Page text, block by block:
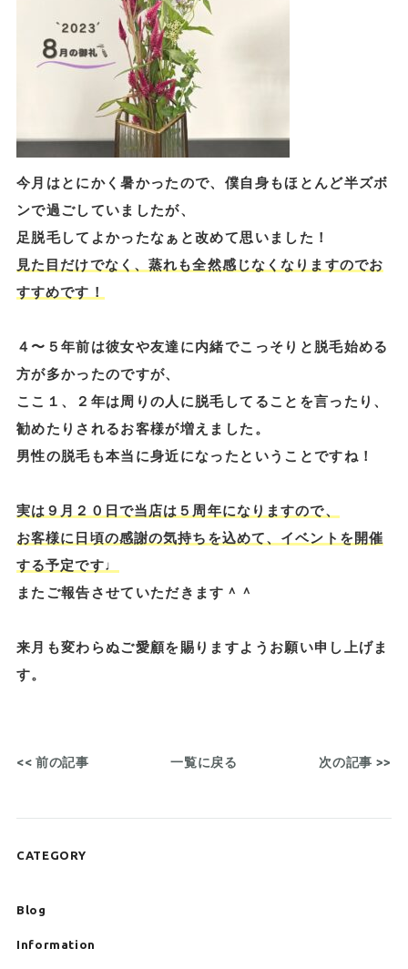
今月はとにかく暑かったので、僕自身もほとんど半ズボ
ンで過ごしていましたが、
足脱毛してよかったなぁと改めて思いました！
見た目だけでなく、蒸れも全然感じなくなりますのでお
すすめです！
４〜５年前は彼女や友達に内緒でこっそりと脱毛始める
方が多かったのですが、
ここ１、２年は周りの人に脱毛してることを言ったり、
勧めたりされるお客様が増えました。
男性の脱毛も本当に身近になったということですね！
実は９月２０日で当店は５周年になりますので、
お客様に日頃の感謝の気持ちを込めて、イベントを開催
する予定です♩
またご報告させていただきます＾＾
来月も変わらぬご愛顧を賜りますようお願い申し上げま
す。
<< 前の記事 一覧に戻る 次の記事 >>
CATEGORY
Blog
Information